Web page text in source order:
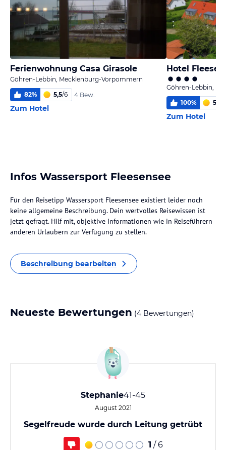
Ferienwohnung Casa Girasole
Göhren-Lebbin, Mecklenburg-Vorpommern
82% 5,5/6 4 Bew.
Zum Hotel
Hotel
Göhren-Lebbin,
100% 5,8
Zum Hotel
Infos Wassersport Fleesensee
Für den Reisetipp Wassersport Fleesensee existiert leider noch
keine allgemeine Beschreibung. Dein wertvolles Reisewissen ist
jetzt gefragt. Hilf mit, objektive Informationen wie in Reiseführern
anderen Urlaubern zur Verfügung zu stellen.
Beschreibung bearbeiten
Neueste Bewertungen (4 Bewertungen)
Stephanie41-45
August 2021
Segelfreude wurde durch Leitung getrübt
1 / 6